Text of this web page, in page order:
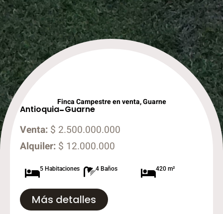
Finca Campestre en venta, Guarne
Antioquia-Guarne
Venta: $ 2.500.000.000
Alquiler: $ 12.000.000
5 Habitaciones 4 Baños 420 m²
Más detalles